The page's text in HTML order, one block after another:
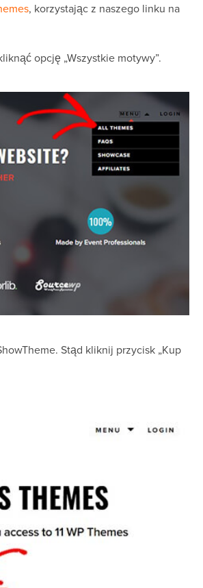
, korzystając z naszego linku na
opcję „Wszystkie motywy”.
Stąd kliknij przycisk „Kup